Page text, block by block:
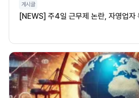
게시글
[NEWS] 주4일 근무제 논란, 자영업자